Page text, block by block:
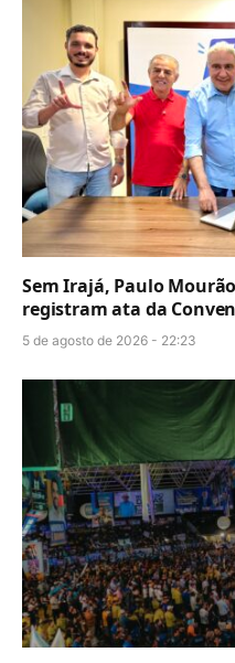
Sem Irajá, Paulo
registram ata da
5 de agosto de 2026 - 22:23